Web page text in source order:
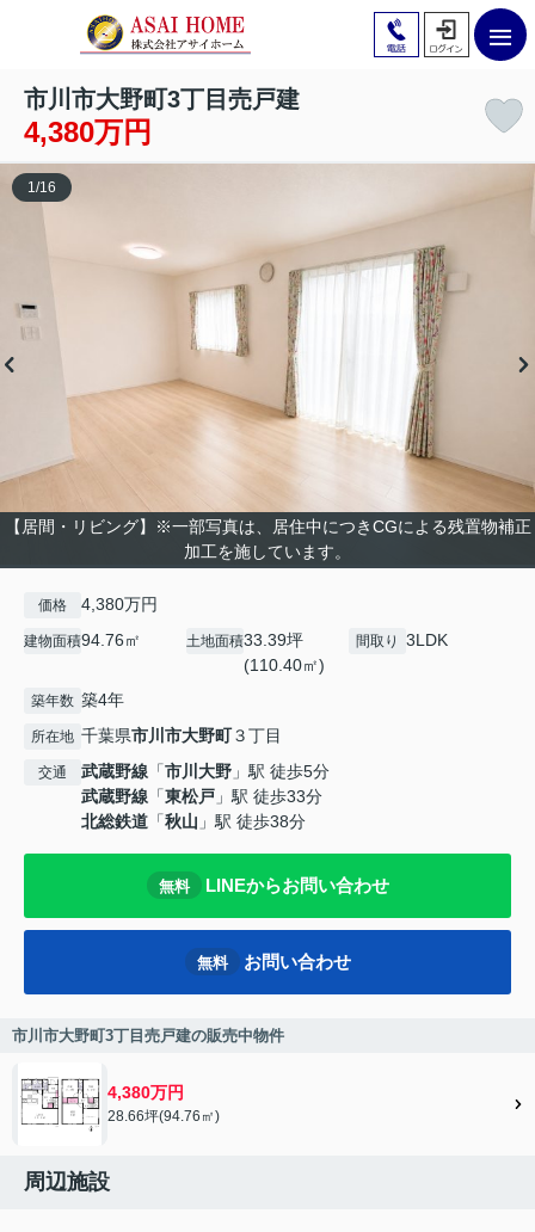
市川市大野町3丁目売戸建
4,380万円
【居間・リビング】※一部写真は、居住中につきCGによる残置物補正
加工を施しています。
1/16
価格 4,380万円
建物面積94.76㎡ 土地面積33.39坪
(110.40㎡)
間取り 3LDK
築年数 築4年
所在地 千葉県市川市大野町３丁目
交通 武蔵野線 「市川大野 」駅 徒歩5分
武蔵野線 「東松戸 」駅 徒歩33分
北総鉄道 「秋山 」駅 徒歩38分
無料 LINEからお問い合わせ
無料 お問い合わせ
市川市大野町3丁目売戸建の販売中物件
4,380万円
28.66坪(94.76㎡)
周辺施設